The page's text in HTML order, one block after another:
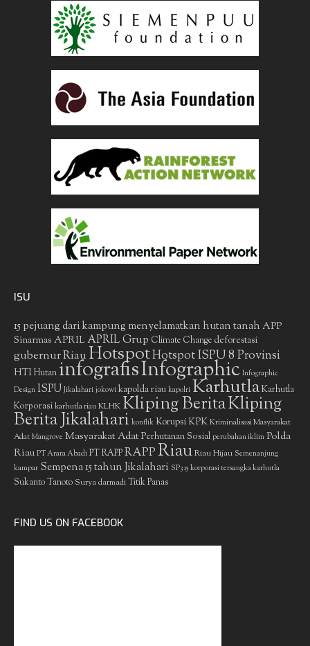
ISU
15 pejuang dari kampung menyelamatkan hutan tanah APP
Sinarmas APRIL APRIL Grup Climate Change deforestasi
gubernur RiauHotspotHotspot ISPU 8 Provinsi
HTIHutan infografisInfographic Infographic
Design ISPU Jikalahari jokowi kapolda riau kapolri KarhutlaKarhutla
Korporasikarhutla riauKLHKKliping BeritaKliping
Berita Jikalahari konflik Korupsi KPKKriminalisasi Masyarakat
Adat Mangrove Masyarakat AdatPerhutanan Sosial perubahan iklim Polda
Riau PT Arara Abadi PT RAPPRAPPRiauRiau Hijau Semenanjung
kampar Sempena 15 tahun Jikalahari SP3 15 korporasi tersangka karhutla
Sukanto Tanoto Surya darmadiTitik Panas
FIND US ON FACEBOOK